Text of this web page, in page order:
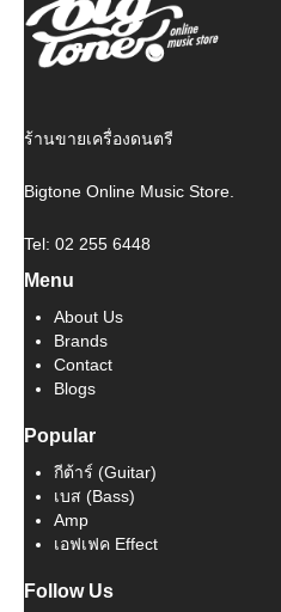
ร้านขายเครื่องดนตรี
Bigtone Online Music Store.
Tel: 02 255 6448
Menu
About Us
Brands
Contact
Blogs
Popular
กีต้าร์ (Guitar)
เบส (Bass)
Amp
เอฟเฟค Effect
Follow Us